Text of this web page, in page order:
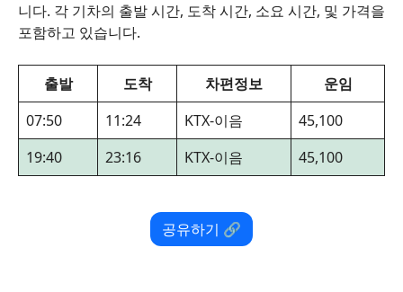
니다. 각 기차의 출발 시간, 도착 시간, 소요 시간, 및 가격을
포함하고 있습니다.
출발 도착 차편정보
운임
07:50
11:24 KTX-이음
45,100
19:40
23:16 KTX-이음 45,100
공유하기 🔗